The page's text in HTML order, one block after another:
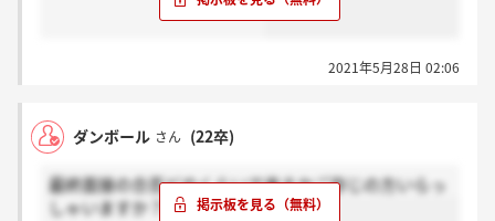
2021年5月28日 02:06
ダンボール さん (22卒)
最終面接の合否どのくらいで来るかご存じの方いらっ
しゃいますか？